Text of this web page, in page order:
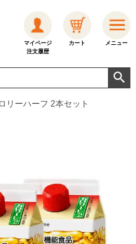
マイページ
注文履歴
カート メニュー
リーハーフ 2本セット